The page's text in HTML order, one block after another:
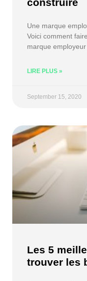
Une marque
Voici comment
marque
LIRE PLUS »
September 15, 2020
Les 5
trouver les